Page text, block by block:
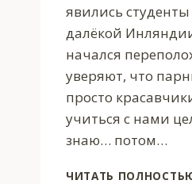
явились
далёкой
начался
уверяют, что
просто
учиться с нами
знаю… потом…
ЧИТАТЬ